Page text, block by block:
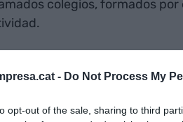
- Do Not Process My
opt-out of the sale, sharing to third
colegios, formados por